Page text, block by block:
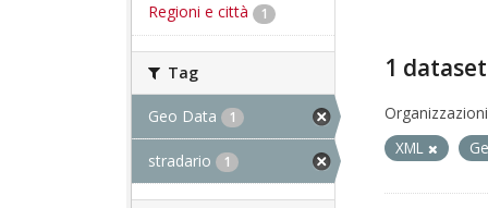
Regioni e città 1
Tag
Geo Data 1
stradario 1
1
XML